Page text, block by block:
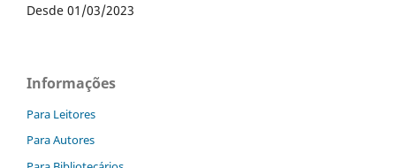
Desde 01/03/2023
Informações
Para Leitores
Para Autores